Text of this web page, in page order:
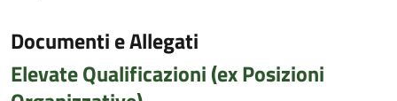
Documenti e Allegati
Elevate Qualificazioni (ex Posizioni